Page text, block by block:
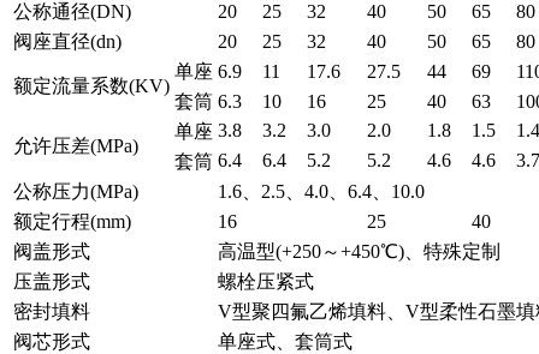
公称通径(DN) 20 25 32 40 50 65
80
阀座直径(dn)
20 25 32 40 50 65 80
额定流量系数(KV)
单座 6.9 11 17.6 27.5 44 69
套筒 6.3 10 16 25 40 63
允许压差(MPa)
单座 3.8 3.2 3.0 2.0 1.8 1.5
1.4
套筒 6.4 6.4 5.2 5.2 4.6 4.6
3.7
公称压力(MPa)
1.6、2.5、4.0、6.4、10.0
额定行程(mm)
16 25
40
阀盖形式
高温型(+250～+450℃)、特殊定制
压盖形式
螺栓压紧式
密封填料
V型聚四氟乙烯填料、V型柔性石墨填
阀芯形式
单座式、套筒式